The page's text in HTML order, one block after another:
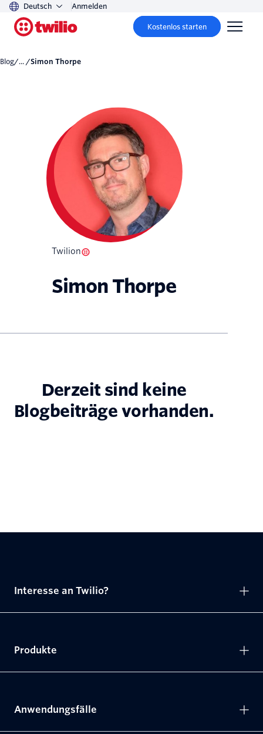
Deutsch Anmelden
Kostenlos starten
Blog/... / Simon Thorpe
Twilion
Simon Thorpe
Derzeit sind keine
Blogbeiträge vorhanden.
Interesse an Twilio?
Produkte
Anwendungsfälle